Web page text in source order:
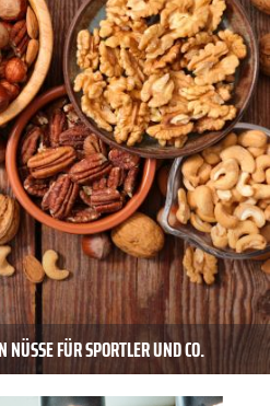
FÜR SPORTLER UND CO.